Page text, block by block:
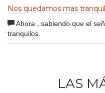
Nos quedamos mas
Ahora , sabiendo que el
tranquilos.
LAS